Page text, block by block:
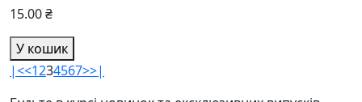
15.00 ₴
У кошик
|<<1234567>>|